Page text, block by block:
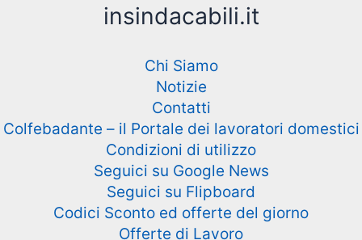
insindacabili.it
Chi Siamo
Notizie
Contatti
Colfebadante – il Portale dei lavoratori domestici
Condizioni di utilizzo
Seguici su Google News
Seguici su Flipboard
Codici Sconto ed offerte del giorno
Offerte di Lavoro